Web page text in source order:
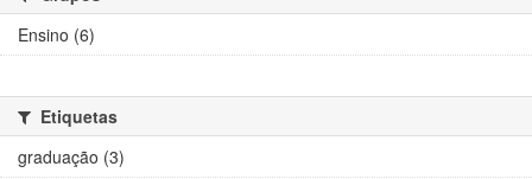
Ensino (6)
Etiquetas
graduação (3)